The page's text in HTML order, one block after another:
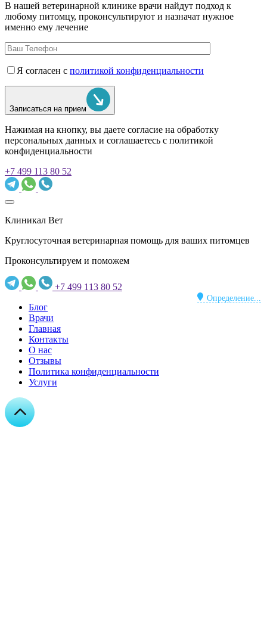
В нашей ветеринарной клинике врачи найдут подход к
любому питомцу, проконсультируют и назначат нужное
именно ему лечение
Я согласен с политикой конфиденциальности
Записаться на прием
Нажимая на кнопку, вы даете согласие на обработку
персональных данных и соглашаетесь c политикой
конфиденциальности
+7 499 113 80 52
Клиникал Вет
Круглосуточная ветеринарная помощь для ваших питомцев
Проконсультируем и поможем
+7 499 113 80 52
Определение...
Блог
Врачи
Главная
Контакты
О нас
Отзывы
Политика конфиденциальности
Услуги